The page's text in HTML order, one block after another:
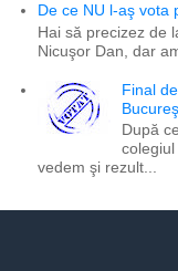
De ce NU l-aş vota
Hai să precizez de
Nicuşor Dan, dar
Final
După
vedem şi rezult...